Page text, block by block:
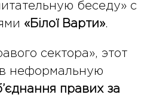
беседу» с
«Білої Варти».
сектора», этот
неформальную
правих за